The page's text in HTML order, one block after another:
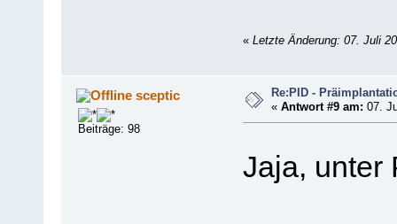
« Letzte Änderung: 07. Juli
sceptic
Beiträge: 98
Re:PID -
«Antwort #9 am: 07.
Jaja, unter